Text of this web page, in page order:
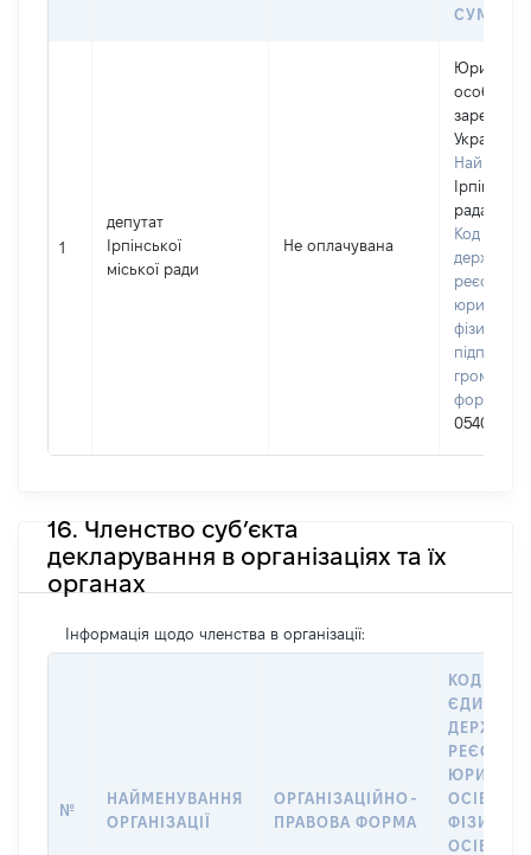
1
депутат
Ірпінської
міської ради
Не оплачувана
Юридична
особа,
Україні
Ірпінська
рада
Код в
реєстрі
фізичних
05408846
16. Членство суб’єкта
декларування в організаціях та їх
органах
Інформація щодо членства в організації:
№
НАЙМЕНУВАННЯ
ОРГАНІЗАЦІЇ
ОРГАНІЗАЦІЙНО-
ПРАВОВА ФОРМА
КОД В
РЕЄСТРІ
ОСІБ,
ОСІБ –